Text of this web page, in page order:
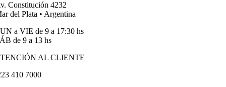
Constitución 4232
del Plata • Argentina
a VIE de 9 a 17:30 hs
de 9 a 13 hs
AL CLIENTE
410 7000